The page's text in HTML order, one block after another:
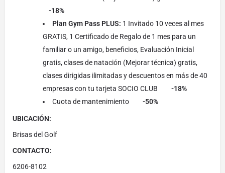
-18%
Plan Gym Pass PLUS: 1 Invitado 10 veces al mes
GRATIS, 1 Certificado de Regalo de 1 mes para un
familiar o un amigo, beneficios, Evaluación Inicial
gratis, clases de natación (Mejorar técnica) gratis,
clases dirigidas ilimitadas y descuentos en más de 40
empresas con tu tarjeta SOCIO CLUB -18%
Cuota de mantenimiento
-50%
UBICACIÓN:
Brisas del Golf
CONTACTO:
6206-8102